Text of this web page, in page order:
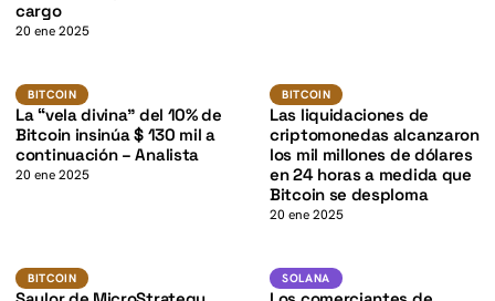
cargo
20 ene 2025
BITCOIN
BITCOIN
La “vela divina” del 10% de
Bitcoin insinúa $ 130 mil a
continuación – Analista
20 ene 2025
BITCOINBTC
BITCOIN
Las liquidaciones de
criptomonedas alcanzaron
los mil millones de dólares
en 24 horas a medida que
Bitcoin se desploma
20 ene 2025
BITCOINBTC
BITCOIN SOLANA
SOLANA